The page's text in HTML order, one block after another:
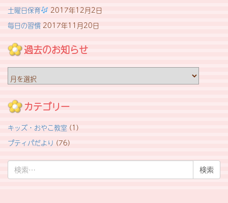
土曜日保育
2017年12月2日
毎日の習慣 2017年11月20日
過去のお知らせ
過
去
お
知
ら
カテゴリー
キッズ・おやこ教室 (1)
プティパだより (76)
検
索: